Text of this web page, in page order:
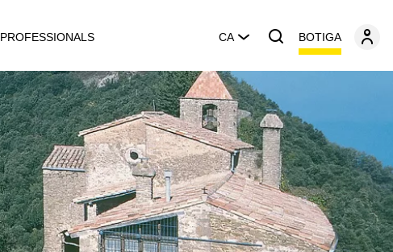
PROFESSIONALS CA BOTIGA